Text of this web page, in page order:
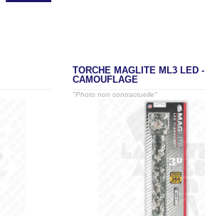
TORCHE MAGLITE ML3 LED -
CAMOUFLAGE
"Photo non contractuelle"